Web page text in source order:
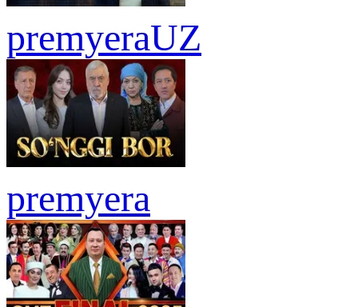
premyeraUZ
premyera